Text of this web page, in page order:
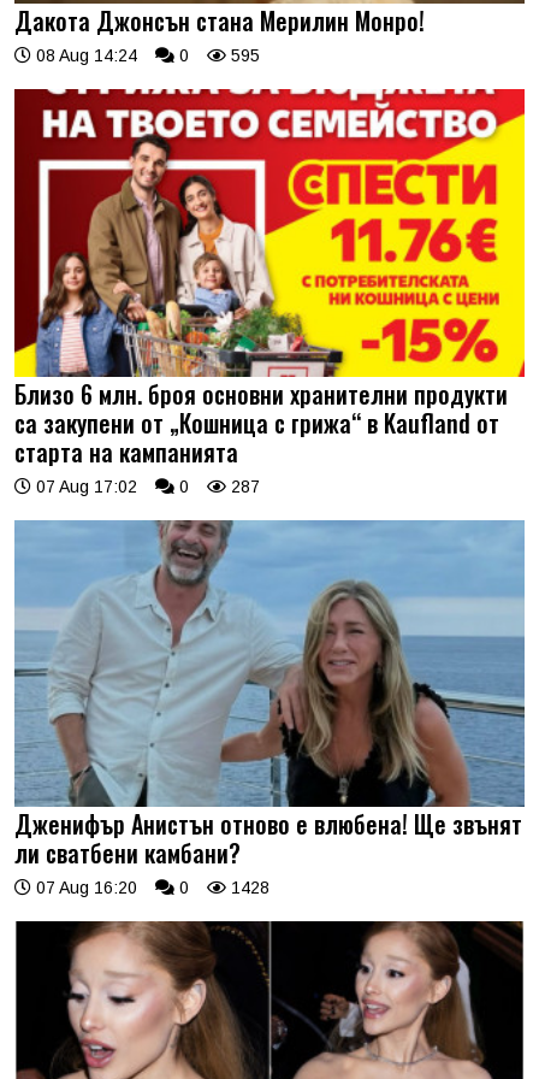
Дакота Джонсън стана Мерилин Монро!
08 Aug 14:24 0 595
Близо 6 млн. броя основни хранителни продукти
са закупени от „Кошница с грижа“ в Kaufland от
старта на кампанията
07 Aug 17:02 0 287
Дженифър Анистън отново е влюбена! Ще звънят
ли сватбени камбани?
07 Aug 16:20 0 1428